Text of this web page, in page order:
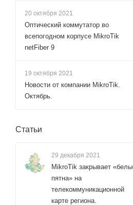
20 октября 2021
Оптический коммутатор во
всепогодном корпусе MikroTik
netFiber 9
19 октября 2021
Новости от компании MikroTik.
Октябрь.
Статьи
29 декабря 2021
MikroTik закрывает
пятна» на
телекоммуникационной
карте региона.